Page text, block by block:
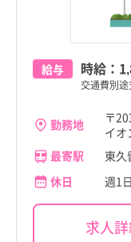
給与 時給：
交通費別
勤務地
〒
イオ
最寄駅
東久
休日
週1
求人